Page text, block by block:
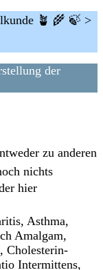
🪴 🌾 🍃 >
der
zu anderen
nichts
hier
Asthma,
Amalgam,
Cholesterin-
Intermittens,